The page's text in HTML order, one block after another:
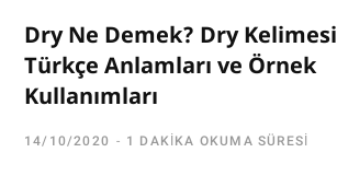
Dry Ne Demek? Dry Kelimesi
Türkçe Anlamları ve Örnek
Kullanımları
14/10/2020 1 DAKIKA OKUMA SÜRESI